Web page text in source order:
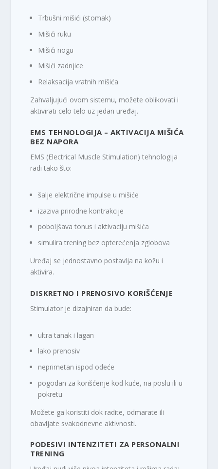
Trbušni mišići (stomak)
Mišići ruku
Mišići nogu
Mišići zadnjice
Relaksacija vratnih mišića
Zahvaljujući ovom sistemu, možete oblikovati i
aktivirati celo telo uz jedan uređaj.
EMS TEHNOLOGIJA – AKTIVACIJA MIŠIĆA
BEZ NAPORA
EMS (Electrical Muscle Stimulation) tehnologija
radi tako što:
šalje električne impulse u mišiće
izaziva prirodne kontrakcije
poboljšava tonus i aktivaciju mišića
simulira trening bez opterećenja zglobova
Uređaj se jednostavno postavlja na kožu i
aktivira.
DISKRETNO I PRENOSIVO KORIŠĆENJE
Stimulator je dizajniran da bude:
ultra tanak i lagan
lako prenosiv
neprimetan ispod odeće
pogodan za korišćenje kod kuće, na poslu ili u
pokretu
Možete ga koristiti dok radite, odmarate ili
obavljate svakodnevne aktivnosti.
PODESIVI INTENZITETI ZA PERSONALNI
TRENING